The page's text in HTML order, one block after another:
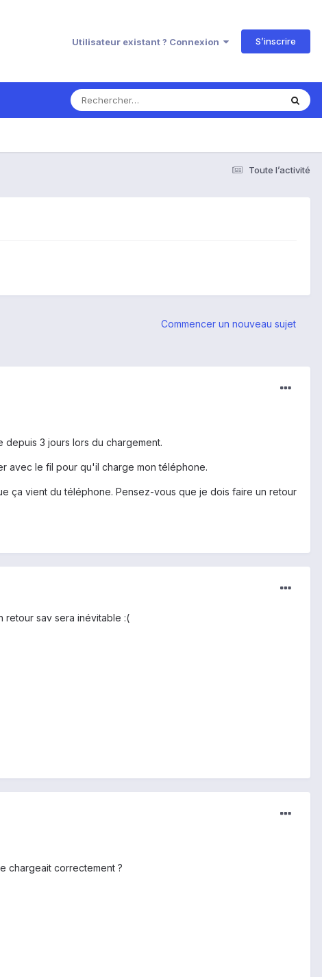
Utilisateur existant ? Connexion S’inscrire
Toute l’activité
Commencer un nouveau sujet
3 jours lors du chargement.
avec le fil pour qu'il charge mon téléphone.
ça vient du téléphone. Pensez-vous que je dois faire un retour
retour sav sera inévitable :(
chargeait correctement ?